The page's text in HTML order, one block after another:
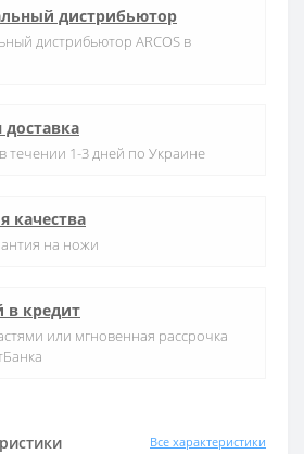
Все характеристики
дистрибьютор
дистрибьютор ARCOS в
доставка
течении 1-3 дней по Украине
качества
на ножи
в кредит
или мгновенная рассрочка